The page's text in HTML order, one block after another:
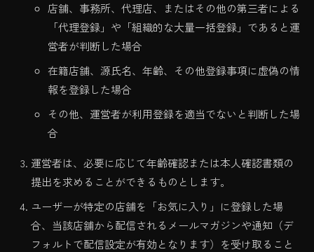
店舗、事務所、代理店、またはその他の第三者による
「代理登録」や「組織的な大量一括登録」であると運
営者が判断した場合
在籍店舗、源氏名、年齢、その他登録事項に虚偽の情
報を登録した場合
その他、運営者が利用登録を適当でないと判断した場
合
運営者は、必要に応じて年齢確認または本人確認書類の
提出を求めることができるものとします。
ユーザーが特定の店舗を「お気に入り」に登録した場
合、当該店舗から配信されるメールマガジンや通知（デ
フォルトで配信設定が有効となります）を受け取ること